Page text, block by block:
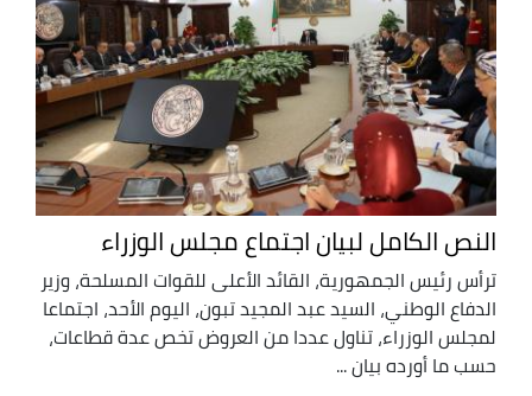
النص الكامل لبيان اجتماع مجلس الوزراء
ترأس رئيس الجمهورية، القائد الأعلى للقوات المسلحة، وزير
الدفاع الوطني، السيد عبد المجيد تبون، اليوم الأحد، اجتماعا
لمجلس الوزراء، تناول عددا من العروض تخص عدة قطاعات،
حسب ما أورده بيان ...